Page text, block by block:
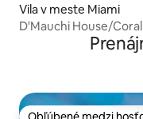
Vila v meste Miami
D'Mauchi House/